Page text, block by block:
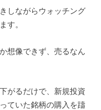
しながらウォッチング
す。
想像できず、売るなん
がるだけで、新規投資
ていた銘柄の購入を躊